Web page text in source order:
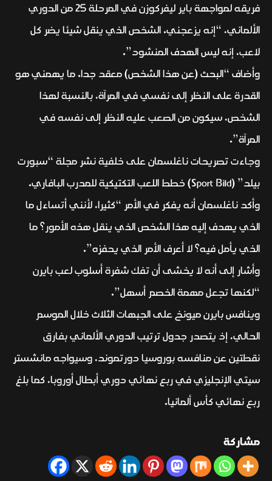
فريقه لمواجهة باير ليفركوزن في المرحلة 25 من الدوري
الألماني، “إنه يزعجني. الشخص الذي ينقل شيئا يضر كل
لاعب، إنه ليس الهدف المنشود”.
وأضاف “البحث (عن هذا الشخص) معقد جدا. ما يهمني هو
القدرة على النظر إلى نفسي في المرآة، بالنسبة لهذا
الشخص، سيكون من الصعب عليه النظر إلى نفسه في
المرآة”.
وجاءت تصريحات ناغلسمان على خلفية نشر مجلة “سبورت
بيلد” (Sport Bild) خطط اللعب التكتيكية للمدرب البافاري.
وأكد ناغلسمان أنه يفكر في الأمر “كثيرا، لأنني أتساءل ما
الذي يهدف إليه هذا الشخص الذي ينقل هذه الأمور؟ ما
الذي يأمل فيه؟ لا أعرف الأمر الذي يحفزه”.
وأشار إلى أنه لا يخشى أن تفك شفرة أسلوب لعب بايرن
“لكنها تجعل مهمة الخصم أسهل”.
وينافس بايرن ميونخ على الجبهات الثلاث خلال الموسم
الحالي، إذ يتصدر جدول ترتيب الدوري الألماني بفارق
نقطتين عن منافسه بوروسيا دورتموند، وسيواجه مانشستر
سيتي الإنجليزي في ربع نهائي دوري أبطال أوروبا، كما بلغ
ربع نهائي كأس ألمانيا.
مشاركة